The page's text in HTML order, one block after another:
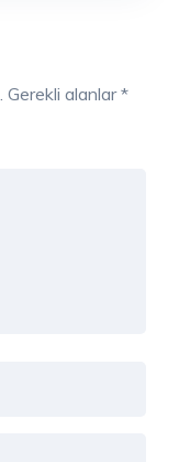
Gerekli alanlar*